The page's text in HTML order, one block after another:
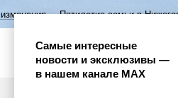
семьи в Нижегородской области
Самые интересные
новости и эксклюзивы —
в нашем канале МАХ